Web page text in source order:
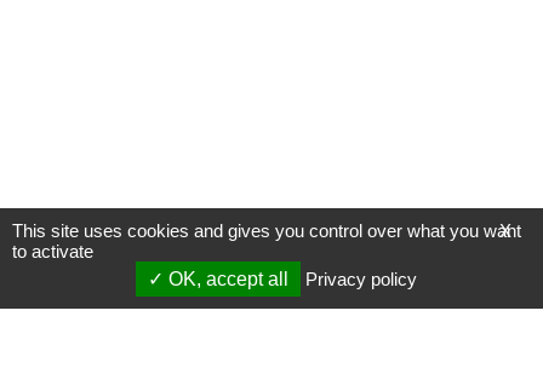
X
This site uses cookies and gives you control over what you want
to activate
OK, accept all
Privacy policy